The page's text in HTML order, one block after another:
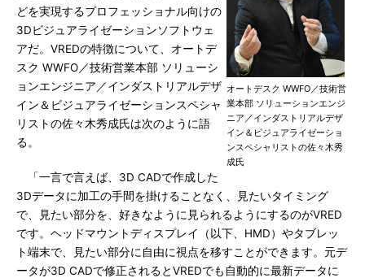
オートデスク WWFO／技術営
業本部 ソリューションエンジ
ニア／インダストリアルデザ
イン＆ビジュアライゼーショ
ンスペシャリストの佐々木秀
成氏
どを実現するプロフェッショナル向けの
3Dビジュアライゼーションソフトウェ
アだ。VREDの特徴について、オートデ
スク WWFO／技術営業本部 ソリューシ
ョンエンジニア／インダストリアルデザ
イン＆ビジュアライゼーションスペシャ
リストの佐々木秀成氏は次のように語
る。
「一言で言えば、3D CADで作成した
3Dデータに加工の手間を掛けることなく、見たいタイミング
で、見たい部分を、好きなように見られるようにするのがVRED
です。ヘッドマウントディスプレイ（以下、HMD）やタブレッ
ト端末で、見たい部分に自由に視点を移すことができます。元デ
ータが3D CADで修正されるとVREDでも自動的に最新データに